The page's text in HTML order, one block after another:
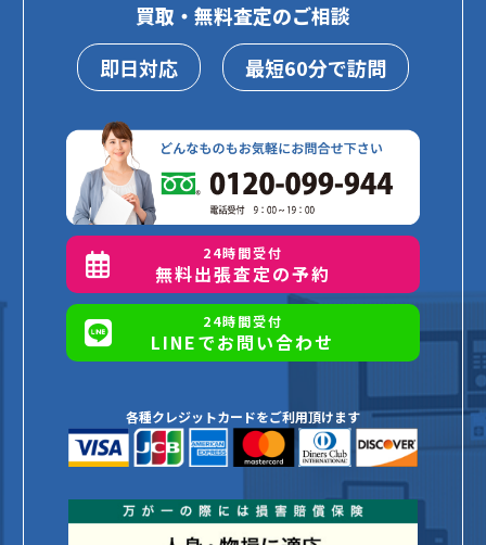
買取・無料査定のご相談
即日対応
最短60分で訪問
24時間受付
無料出張査定の予約
24時間受付
LINEでお問い合わせ
各種クレジットカードをご利用頂けます